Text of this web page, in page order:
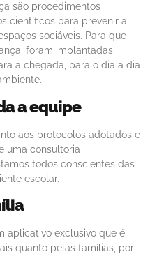
são procedimentos
científicos para prevenir a
sociáveis. Para que
foram implantadas
a chegada, para o dia a dia
a equipe
aos protocolos adotados e
uma consultoria
todos conscientes das
escolar.
aplicativo exclusivo que é
quanto pelas famílias, por